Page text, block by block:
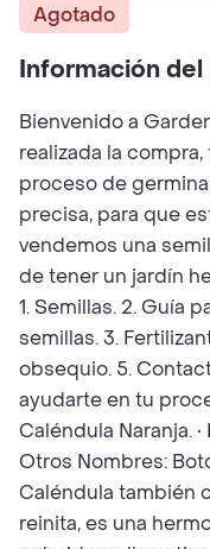
Agotado
Información
Bienvenido a
realizada la
proceso de
precisa, para que
vendemos una
de tener un jardín
1. Semillas. 2. Guía
semillas. 3.
obsequio. 5.
ayudarte en tu
Caléndula Naranja.
Otros Nombres:
Caléndula también
reinita, es una